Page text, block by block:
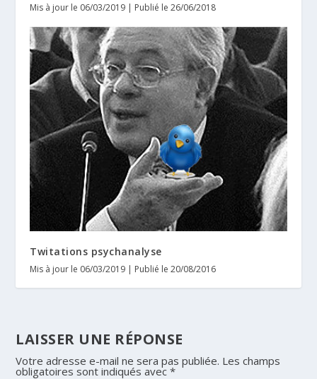
Mis à jour le 06/03/2019 | Publié le 26/06/2018
Twitations psychanalyse
Mis à jour le 06/03/2019 | Publié le 20/08/2016
LAISSER UNE RÉPONSE
Votre adresse e-mail ne sera pas publiée. Les champs
obligatoires sont indiqués avec*